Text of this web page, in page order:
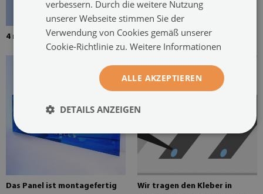
4 mm dickes gehärtetes Glas Montagekleber für Spiegel
Das Panel ist montagefertig
Wir tragen den Kleber in
verbessern. Durch die weitere Nutzung
unserer Webseite stimmen Sie der
Verwendung von Cookies gemäß unserer
Cookie-Richtlinie zu. Weitere Informationen
ALLE AKZEPTIEREN
DETAILS ANZEIGEN